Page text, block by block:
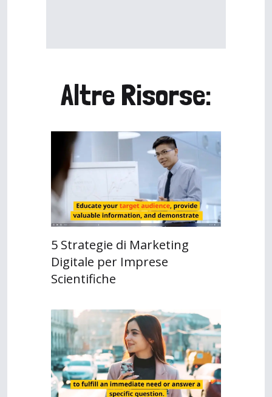
Altre Risorse:
5 Strategie di Marketing
Digitale per Imprese
Scientifiche